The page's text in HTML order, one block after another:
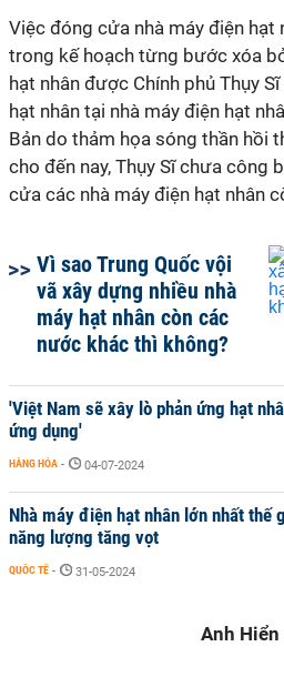
Việc đóng cửa nhà máy điện hạt
trong kế hoạch từng bước xóa
hạt nhân được Chính phủ Thụy
hạt nhân tại nhà máy điện hạt
Bản do thảm họa sóng thần hồi
cho đến nay, Thụy Sĩ chưa công
cửa các nhà máy điện hạt nhân
Vì sao Trung Quốc vội
vã xây dựng nhiều nhà
máy hạt nhân còn các
nước khác thì không?
'Việt Nam sẽ xây lò phản ứng hạt
ứng dụng'
HÀNG HÓA - 04-07-2024
Nhà máy điện hạt nhân lớn nhất thế
năng lượng tăng vọt
QUỐC TẾ - 31-05-2024
Anh Hiển